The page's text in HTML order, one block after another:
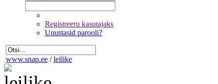
Registreeru kasutajaks
Unustasid parooli?
www.snap.ee / leilike